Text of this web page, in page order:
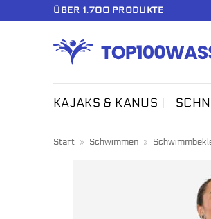
ÜBER 1.700 PRODUKTE
KAJAKS & KANUS
Start » Schwimmen »